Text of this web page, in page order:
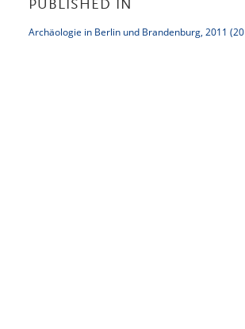
PUBLISHED IN
Archäologie in Berlin und Brandenburg, 2011